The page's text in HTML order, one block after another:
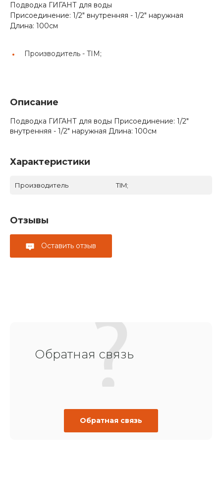
Подводка ГИГАНТ для воды
Присоединение: 1/2" внутренняя - 1/2" наружная
Длина: 100см
Производитель - TIM;
Описание
Подводка ГИГАНТ для воды Присоединение: 1/2"
внутренняя - 1/2" наружная Длина: 100см
Характеристики
Производитель TIM;
Отзывы
Оставить отзыв
Обратная связь
Обратная связь